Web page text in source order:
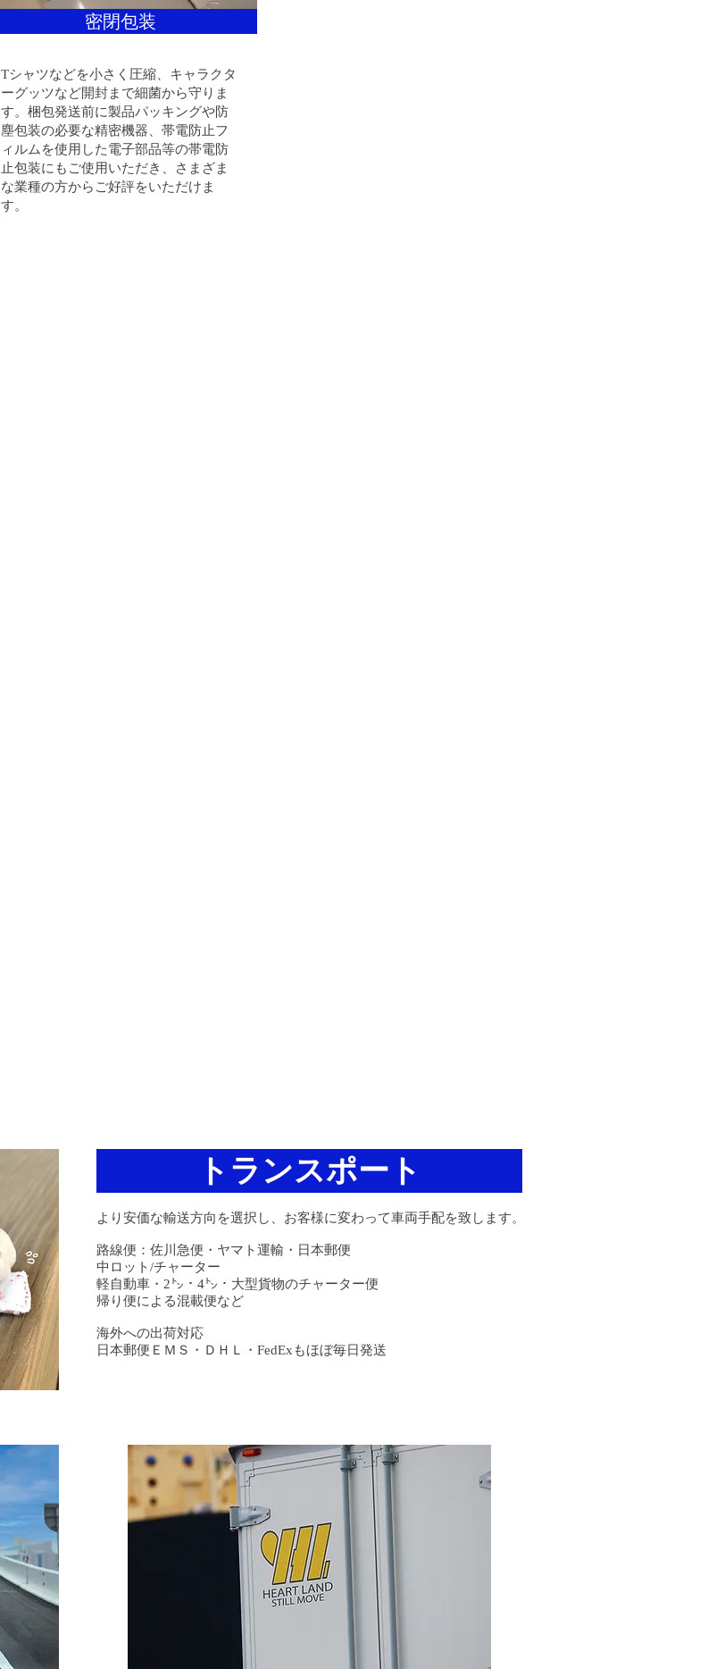
密閉包装
Tシャツなどを小さく圧縮、キャラクタ
ーグッツなど開封まで細菌から守りま
す。梱包発送前に製品パッキングや防
塵包装の必要な精密機器、帯電防止フ
ィルムを使用した電子部品等の帯電防
止包装にもご使用いただき、さまざま
な業種の方からご好評をいただけま
す。
トランスポート
より安価な輸送方向を選択し、お客様に変わって車両手配を致します。
路線便：佐川急便・ヤマト運輸・日本郵便
中ロット/チャーター
軽自動車・2㌧・4㌧・大型貨物のチャーター便
帰り便による混載便など
海外への出荷対応
日本郵便ＥＭＳ・ＤＨＬ・FedExもほぼ毎日発送